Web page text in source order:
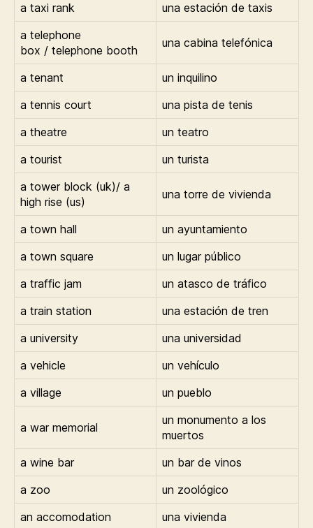
a taxi rank
una estación de taxis
a telephone
box / telephone booth
una cabina telefónica
a tenant
un inquilino
a tennis court
una pista de tenis
a theatre
un teatro
a tourist
un turista
a tower block (uk)/ a
high rise (us)
una torre de vivienda
a town hall
un ayuntamiento
a town square
un lugar público
a traffic jam
un atasco de tráfico
a train station
una estación de tren
a university
una universidad
a vehicle
un vehículo
a village
un pueblo
a war memorial
un monumento a los
muertos
a wine bar
un bar de vinos
a zoo
un zoológico
an accomodation
una vivienda